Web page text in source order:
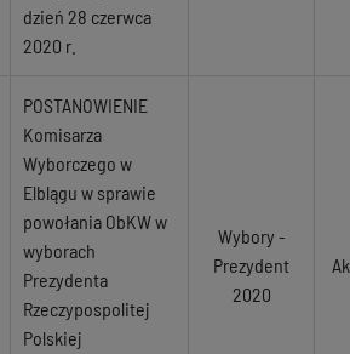
dzień 28 czerwca
2020 r.
POSTANOWIENIE
Komisarza
Wyborczego w
Elblągu w sprawie
powołania ObKW w
wyborach
Prezydenta
Rzeczypospolitej
Polskiej
Wybory -
Prezydent
2020